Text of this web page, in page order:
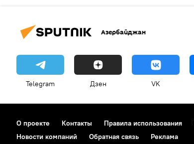
Азербайджан
Telegram Дзен VK
О проекте Контакты Правила использования
Новости компаний
Обратная связь Реклама